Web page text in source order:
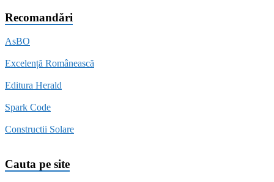
Recomandări
AsBO
Excelență Românească
Editura Herald
Spark Code
Constructii Solare
Cauta pe site